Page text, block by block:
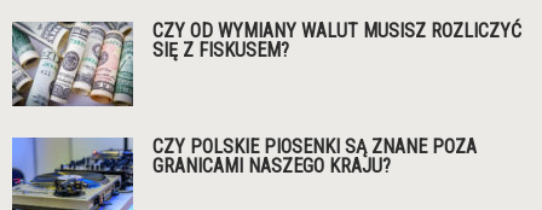
CZY OD WYMIANY WALUT MUSISZ ROZLICZYĆ
SIĘ Z FISKUSEM?
CZY POLSKIE PIOSENKI SĄ ZNANE POZA
GRANICAMI NASZEGO KRAJU?